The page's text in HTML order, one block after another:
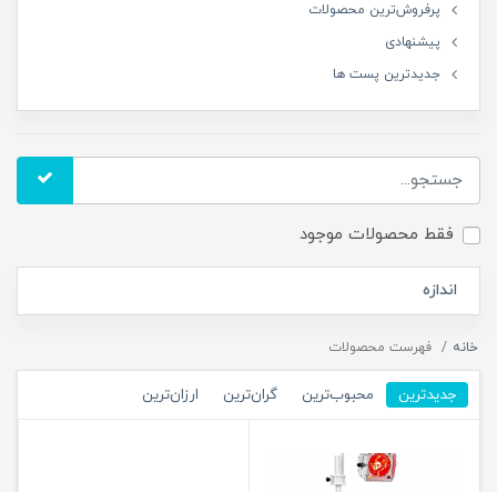
پرفروش‌ترین محصولات
پیشنهادی
جدیدترین پست ها
فقط محصولات موجود
اندازه
خانه فهرست محصولات
جدیدترین محبوب‌ترین گران‌ترین ارزان‌ترین